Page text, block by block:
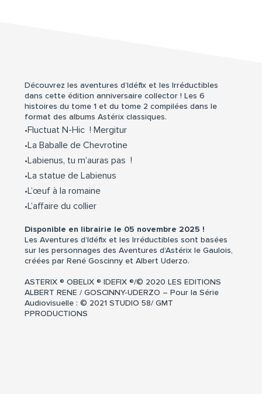
Découvrez les aventures d’Idéfix et les Irréductibles
dans cette édition anniversaire collector ! Les 6
histoires du tome 1 et du tome 2 compilées dans le
format des albums Astérix classiques.
•Fluctuat N-Hic ! Mergitur
•La Baballe de Chevrotine
•Labienus, tu m’auras pas !
•La statue de Labienus
•L’œuf à la romaine
•L’affaire du collier
Disponible en librairie le 05 novembre 2025 !
Les Aventures d’Idéfix et les Irréductibles sont basées
sur les personnages des Aventures d’Astérix le Gaulois,
créées par René Goscinny et Albert Uderzo.
ASTERIX ® OBELIX ® IDEFIX ®/© 2020 LES EDITIONS
ALBERT RENE / GOSCINNY-UDERZO – Pour la Série
Audiovisuelle : © 2021 STUDIO 58/ GMT
PPRODUCTIONS